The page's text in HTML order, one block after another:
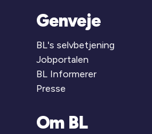
Genveje
BL's selvbetjening
Jobportalen
BL Informerer
Presse
Om BL